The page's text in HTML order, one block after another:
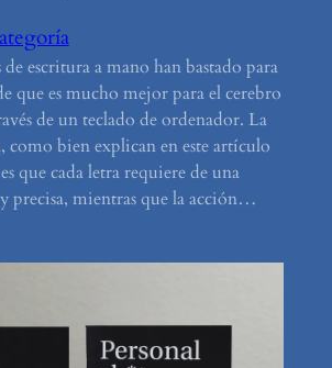
escritura a mano han bastado para
que es mucho mejor para el cerebro
de un teclado de ordenador. La
bien explican en este artículo
que cada letra requiere de una
precisa, mientras que la acción…